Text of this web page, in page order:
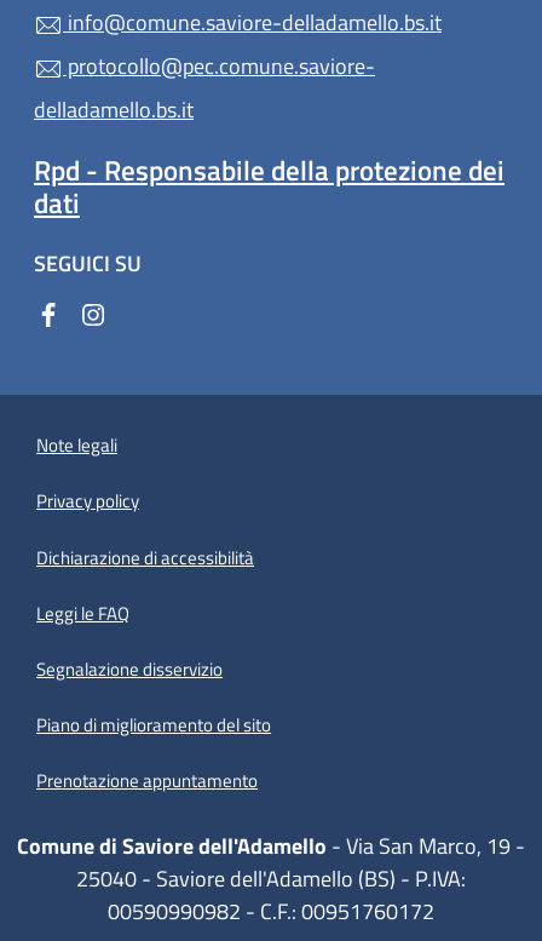
info@comune.saviore-delladamello.bs.it
protocollo@pec.comune.saviore-
delladamello.bs.it
Rpd - Responsabile della protezione dei
dati
SEGUICI SU
Note legali
Privacy policy
Dichiarazione di accessibilità
Leggi le FAQ
Segnalazione disservizio
Piano di miglioramento del sito
Prenotazione appuntamento
Comune di Saviore dell'Adamello - Via San Marco, 19 -
25040 - Saviore dell'Adamello (BS) - P.IVA:
00590990982 - C.F.: 00951760172